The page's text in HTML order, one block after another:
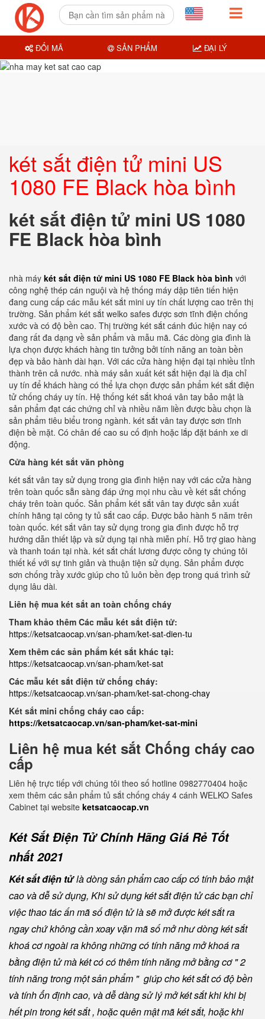
két sắt điện tử mini US
1080 FE Black hòa bình
két sắt điện tử mini US 1080
FE Black hòa bình
nhà máy két sắt điện tử mini US 1080 FE Black hòa bình với
công nghệ thép cán nguội và hệ thống máy dập tiên tiến hiện
đang cung cấp các mẫu két sắt mini uy tín chất lượng cao trên thị
trường. Sản phẩm két sắt welko safes được sơn tĩnh điện chống
xước và có độ bền cao. Thị trường két sắt cánh đúc hiện nay có
đang rất đa dạng về sản phẩm và mẫu mã. Các dòng gia đình là
lựa chọn được khách hàng tin tưởng bởi tính năng an toàn bền
đẹp và bảo hành dài hạn. Với các cửa hàng hiện đại tại nhiều tỉnh
thành trên cả nước. nhà máy sản xuất két sắt hiện đại là địa chỉ
uy tín để khách hàng có thể lựa chọn được sản phẩm két sắt điện
tử chống cháy uy tín. Hệ thống két sắt khoá vân tay bảo mật là
sản phẩm đạt các chứng chỉ và nhiều năm liền được bầu chọn là
sản phẩm tiêu biểu trong ngành. két sắt vân tay được sơn tĩnh
điện bề mặt. Có chân đế cao su cố định hoặc lắp đặt bánh xe di
động.
Cửa hàng két sắt văn phòng
két sắt vân tay sử dụng trong gia đình hiện nay với các cửa hàng
trên toàn quốc sẵn sàng đáp ứng mọi nhu cầu về két sắt chống
cháy trên toàn quốc. Sản phẩm két sắt vân tay được sản xuất
chính hãng tại công ty tủ sắt cao cấp. Được bảo hành 5 năm trên
toàn quốc. két sắt vân tay sử dụng trong gia đình được hỗ trợ
hướng dẫn thiết lập và sử dụng tại nhà miễn phí. Hỗ trợ giao hàng
và thanh toán tại nhà. két sắt chất lương được công ty chúng tôi
thiết kế với sự tinh giản và thuận tiện sử dụng. Sản phẩm được
sơn chống trầy xước giúp cho tủ luôn bền đẹp trong quá trình sử
dụng lâu dài.
Liên hệ mua két sắt an toàn chống cháy
Tham khảo thêm Các mẫu két sắt điện tử:
https://ketsatcaocap.vn/san-pham/ket-sat-dien-tu
Xem thêm các sản phẩm két sắt khác tại:
https://ketsatcaocap.vn/san-pham/ket-sat
Các mẫu két sắt điện tử chống cháy:
https://ketsatcaocap.vn/san-pham/ket-sat-chong-chay
Két sắt mini chống cháy cao cấp:
https://ketsatcaocap.vn/san-pham/ket-sat-mini
Liên hệ mua két sắt Chống cháy cao
cấp
Liên hệ trực tiếp với chúng tôi theo số hotline 0982770404 hoặc
xem thêm các sản phẩm tủ sắt chống cháy 4 cánh WELKO Safes
Cabinet tại website ketsatcaocap.vn
Két Sắt Điện Tử Chính Hãng Giá Rẻ Tốt
nhất 2021
Két sắt điện tửlà dòng sản phẩm cao cấp có tính bảo mật
cao và dễ sử dụng, Khi sử dụng két sắt điện tử các bạn chỉ
việc thao tác ấn mã số điện tử là sẽ mở được két sắt ra
ngay chứ không cần xoay vặn mã số mở như dòng két sắt
khoá cơ ngoài ra không những có tính năng mở khoá ra
bằng điện tử mà két có có thêm tính năng mở bằng cơ " 2
tính năng trong một sản phẩm " giúp cho két sắt có độ bền
và tính ổn định cao, và dễ dàng sử lý mở két sắt khi khi bị
hết pin trong két sắt , hoặc quên mật mã két sắt, hoặc khi
ĐỔI MÃ SẢN PHẨM ĐẠI LÝ